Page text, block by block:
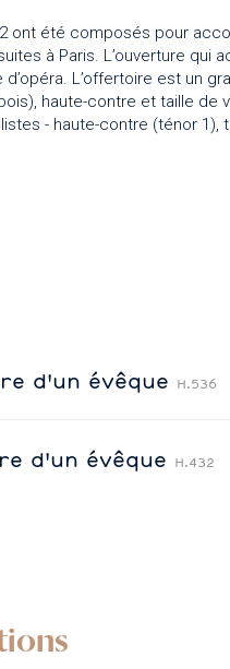
ont été composés pour
à Paris. L’ouverture qui
L’offertoire est un
haute-contre et taille
- haute-contre (ténor 1),
d'un évêque H.536
d'un évêque H.432